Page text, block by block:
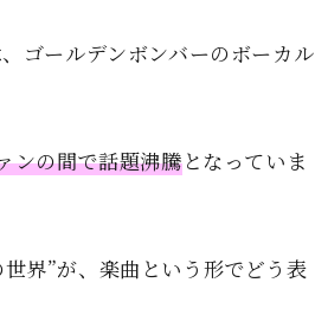
ゴールデンボンバーのボーカル
ンの間で話題沸騰となっていま
界”が、楽曲という形でどう表